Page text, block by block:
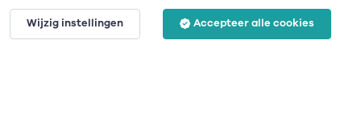
Wijzig instellingen Accepteer alle cookies